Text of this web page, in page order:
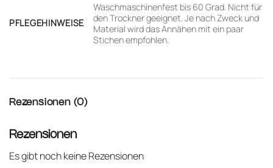
PFLEGEHINWEISE
Waschmaschinenfest bis 60 Grad. Nicht für
den Trockner geeignet. Je nach Zweck und
Material wird das Annähen mit ein paar
Stichen empfohlen.
Rezensionen (0)
Rezensionen
Es gibt noch keine Rezensionen